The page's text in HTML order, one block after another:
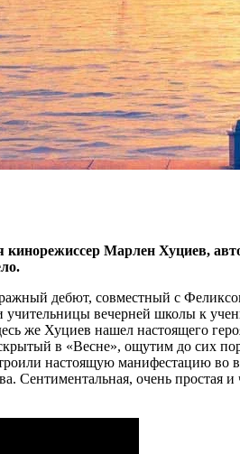
на
кинорежиссер Марлен Хуциев,
дебют, совместный с
вечерней школы к
же Хуциев нашел настоящего
в «Весне», ощутим до сих
настоящую манифестацию
Сентиментальная, очень